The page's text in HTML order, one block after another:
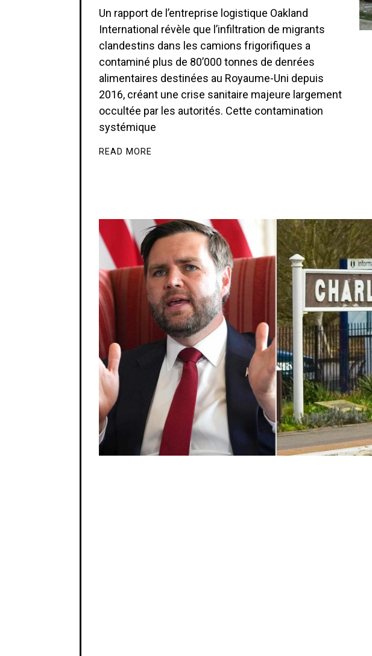
Un rapport de l’entreprise logistique Oakland
International révèle que l’infiltration de migrants
clandestins dans les camions frigorifiques a
contaminé plus de 80’000 tonnes de denrées
alimentaires destinées au Royaume-Uni depuis
2016, créant une crise sanitaire majeure largement
occultée par les autorités. Cette contamination
systémique
READ MORE